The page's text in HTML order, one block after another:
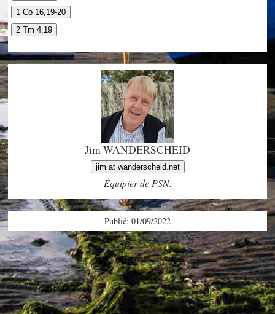
1 Co 16,19-20
2 Tm 4,19
Jim WANDERSCHEID
jim at wanderscheid.net
Équipier de PSN.
Publié: 01/09/2022